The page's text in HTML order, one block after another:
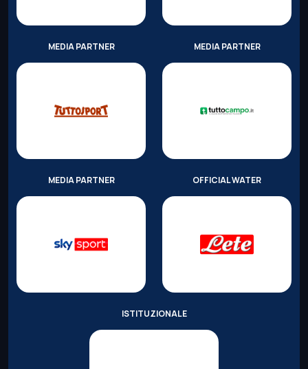
MEDIA PARTNER MEDIA PARTNER
MEDIA PARTNER OFFICIAL WATER
ISTITUZIONALE